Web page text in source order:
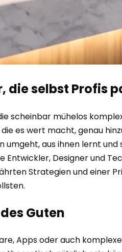
die selbst Profis
scheinbar mühelos
es wert macht, genau
umgeht, aus ihnen lernt
Designer und
Strategien und einer
Guten
Apps oder auch